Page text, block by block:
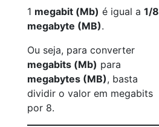
1 megabit (Mb) é igual a 1/8
megabyte (MB).
Ou seja, para converter
megabits (Mb) para
megabytes (MB), basta
dividir o valor em megabits
por 8.